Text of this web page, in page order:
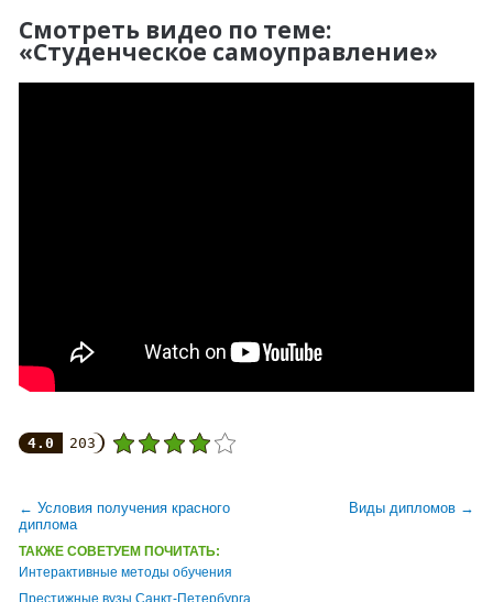
Смотреть видео по теме:
«Студенческое самоуправление»
4.0 203
← Условия получения красного
диплома
Виды дипломов →
ТАКЖЕ СОВЕТУЕМ ПОЧИТАТЬ:
Интерактивные методы обучения
Престижные вузы Санкт-Петербурга